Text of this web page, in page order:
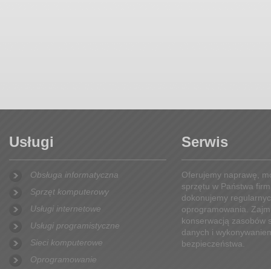
Usługi
Obsługa informatyczna
Sprzęt komputerowy
Usługi internetowe
Usługi programistyczne
Sieci komputerowe
Oprogramowanie
Serwis
Oferujemy naprawę,
sprzętu w Państwa
dokonujemy
oprogramowania.
konserwacją zasobów
danych i
bezpieczeństwa.